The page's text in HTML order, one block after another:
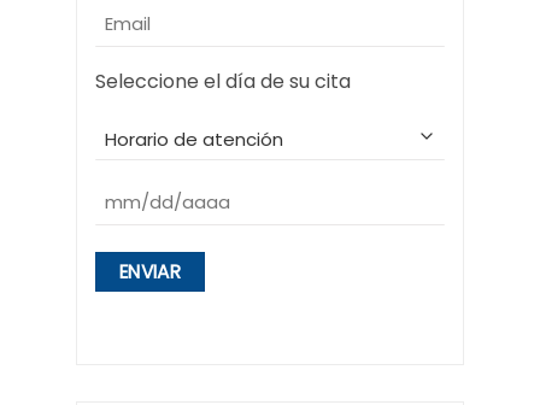
Email
(Obligatorio)
Seleccione el día de su cita
Horario
(Obligatorio)
Fecha
(Obligatorio)
MM
barra
DD